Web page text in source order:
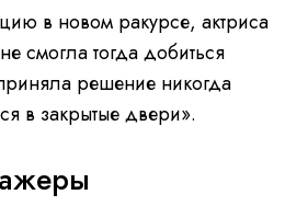
в новом ракурсе, актриса
смогла тогда добиться
решение никогда
в закрытые двери».